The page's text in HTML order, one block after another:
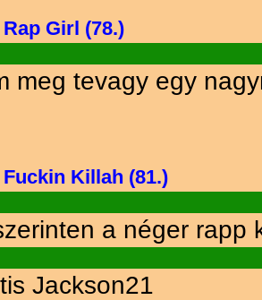
Rap Girl (78.)
meg tevagy egy
Fuckin Killah (81.)
a néger rapp
Jackson21